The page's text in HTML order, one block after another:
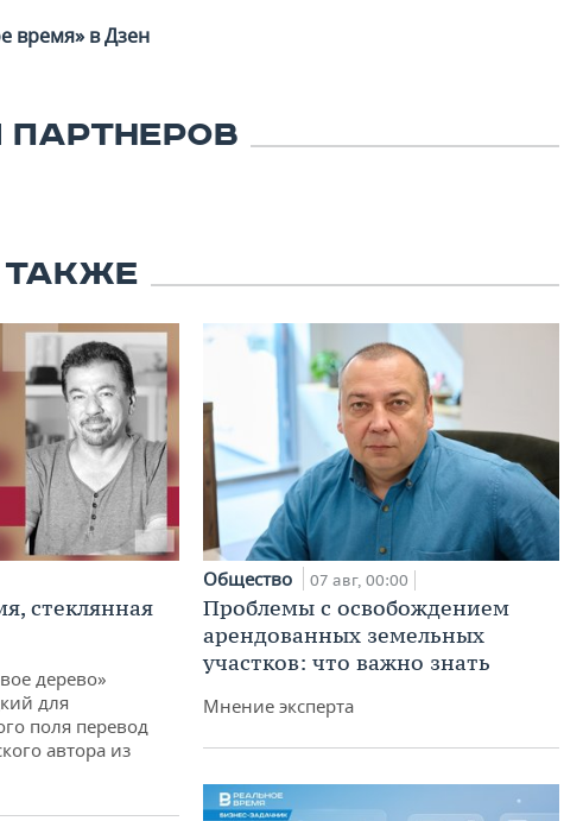
время» в Дзен
ПАРТНЕРОВ
ТАКЖЕ
стеклянная
дерево»
для
поля перевод
автора из
Общество 07 авг, 00:00
Проблемы с освобождением
арендованных земельных
участков: что важно знать
Мнение эксперта